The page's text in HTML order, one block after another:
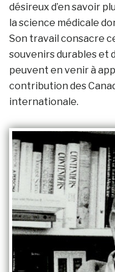
désireux d’en savoir
la science médicale
Son travail consacre
souvenirs durables et
peuvent en venir à
contribution des
internationale.